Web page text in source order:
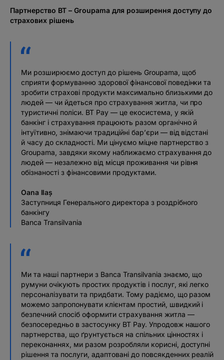
Партнерство BT – Groupama для розширення доступу до
страхових рішень
Ми розширюємо доступ до рішень Groupama, щоб
сприяти формуванню здорової фінансової поведінки та
зробити страхові продукти максимально близькими до
людей — чи йдеться про страхування житла, чи про
туристичні поліси. BT Pay — це екосистема, у якій
банкінг і страхування працюють разом органічно й
інтуїтивно, знімаючи традиційні бар’єри — від відстані
й часу до складності. Ми цінуємо міцне партнерство з
Groupama, завдяки якому наближаємо страхування до
людей — незалежно від місця проживання чи рівня
обізнаності з фінансовими продуктами.
Oana Ilaș
Заступниця Генерального директора з роздрібного
банкінгу
Banca Transilvania
Ми та наші партнери з Banca Transilvania знаємо, що
румуни очікують простих продуктів і послуг, які легко
персоналізувати та придбати. Тому радіємо, що разом
можемо запропонувати клієнтам простий, швидкий і
безпечний спосіб оформити страхування житла —
безпосередньо в застосунку BT Pay. Упродовж нашого
партнерства, що ґрунтується на спільних цінностях і
переконаннях, ми разом розробляли корисні, доступні
рішення та послуги, адаптовані до повсякденних реалій